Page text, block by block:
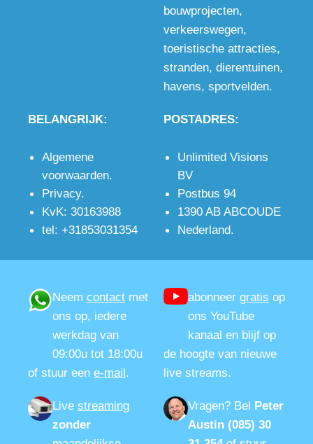
bouwprojecten,
verkeerswegen,
toeristische attracties,
stranden, dierentuinen,
havens, sportvelden.
BELANGRIJK:
Algemene
voorwaarden.
Privacy.
KvK: 30163988
tel: +31853031354
POSTADRES:
Unlimited Visions
BV
Postbus 94
1390 AB ABCOUDE
Nederland.
Neem contactmet
ons op, iedere
werkdag van
09:00u tot 18:00u
of stuur een e-mail.
abonneer gratis op
ons YouTube
kanaal en blijf op
de hoogte van nieuwe
live streams.
Live streaming
zonder
Vragen?Bel Peter
Austin (085) 30